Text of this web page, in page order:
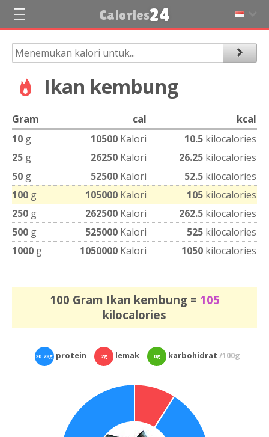
Calories24
Ikan kembung
Gram cal
kcal
10 g 10500 Kalori 10.5 kilocalories
25 g 26250 Kalori 26.25 kilocalories
50 g 52500 Kalori 52.5 kilocalories
100 g 105000 Kalori 105 kilocalories
250 g 262500 Kalori 262.5 kilocalories
500 g 525000 Kalori 525 kilocalories
1000 g 1050000 Kalori 1050 kilocalories
100 Gram Ikan kembung = 105
kilocalories
20.28gprotein 2g lemak 0g karbohidrat/100g